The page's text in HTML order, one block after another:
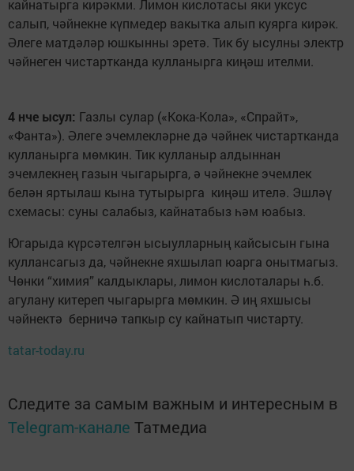
кайнатырга кирәкми. Лимон кислотасы яки уксус
салып, чәйнекне күпмедер вакытка алып куярга кирәк.
Әлеге матдәләр юшкынны эретә. Тик бу ысулны электр
чәйнеген чистартканда кулланырга киңәш ителми.
4 нче ысул: Газлы сулар («Кока-Кола», «Спрайт»,
«Фанта»). Әлеге эчемлекләрне дә чәйнек чистартканда
кулланырга мөмкин. Тик кулланыр алдыннан
эчемлекнең газын чыгарырга, ә чәйнекне эчемлек
белән яртылаш кына тутырырга киңәш ителә. Эшләү
схемасы: суны салабыз, кайнатабыз һәм юабыз.
Югарыда күрсәтелгән ысыулларның кайсысын гына
куллансагыз да, чәйнекне яхшылап юарга онытмагыз.
Чөнки “химия” калдыклары, лимон кислоталары һ.б.
агулану китереп чыгарырга мөмкин. Ә иң яхшысы
чәйнектә берничә тапкыр су кайнатып чистарту.
tatar-today.ru
Следите за самым важным и интересным в
Telegram-канале Татмедиа